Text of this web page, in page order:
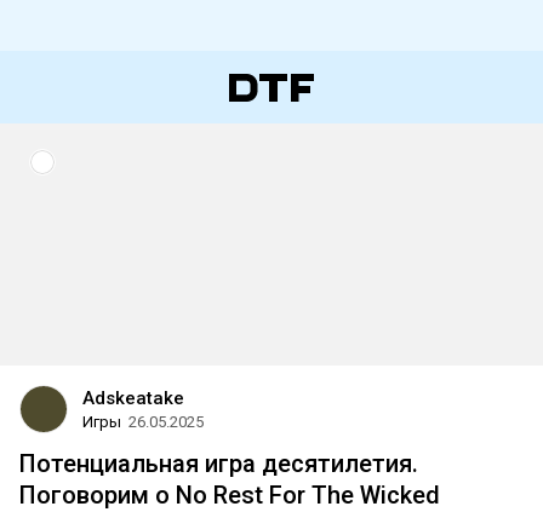
Adskeatake
Игры 26.05.2025
Потенциальная игра десятилетия.
Поговорим о No Rest For The Wicked